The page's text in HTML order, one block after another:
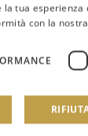
tua
con la